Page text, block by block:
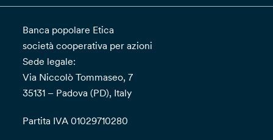
Banca popolare Etica
società cooperativa per azioni
Sede legale:
Via Niccolò Tommaseo, 7
35131 – Padova (PD), Italy
Partita IVA 01029710280